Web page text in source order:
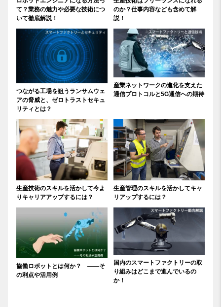
て？業務の魅力や必要な技術につ
いて徹底解説！
のか？仕事内容なども含めて解
説！
つながる工場を狙うランサムウェ
アの脅威と、ゼロトラストセキュ
リティとは？
産業ネットワークの進化を支えた
通信プロトコルと5G通信への期待
生産技術のスキルを活かして今よ
りキャリアアップするには？
生産管理のスキルを活かしてキャ
リアップするには？
協働ロボットとは何か？ ――そ
の利点や活用例
国内のスマートファクトリーの取
り組みはどこまで進んでいるの
か！